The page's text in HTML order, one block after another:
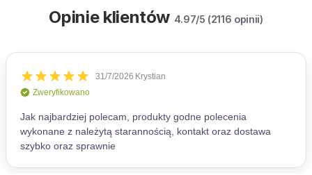
Opinie klientów 4.97/5 (2116 opinii)